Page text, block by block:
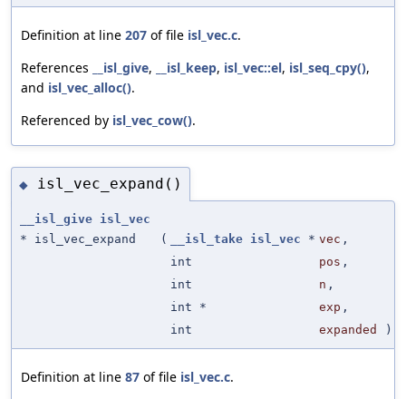
Definition at line 207 of file isl_vec.c.
References
__isl_give, __isl_keep, isl_vec::el, isl_seq_cpy(),
and isl_vec_alloc().
Referenced by isl_vec_cow().
◆ isl_vec_expand()
__isl_give isl_vec
* isl_vec_expand
( __isl_take isl_vec * vec ,
int
pos ,
int
n ,
int *
exp ,
int
expanded )
Definition at line 87 of file isl_vec.c.